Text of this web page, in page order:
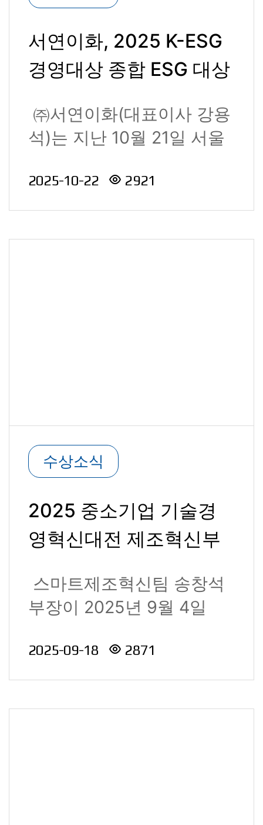
서연이화, 2025 K-ESG
경영대상 종합 ESG 대상
㈜서연이화(대표이사 강용
석)는 지난 10월 21일 서울
「2025 ..
2025-10-22 2921
수상소식
2025 중소기업 기술경
영혁신대전 제조혁신부
스마트제조혁신팀 송창석
부장이 2025년 9월 4일
트..
2025-09-18 2871